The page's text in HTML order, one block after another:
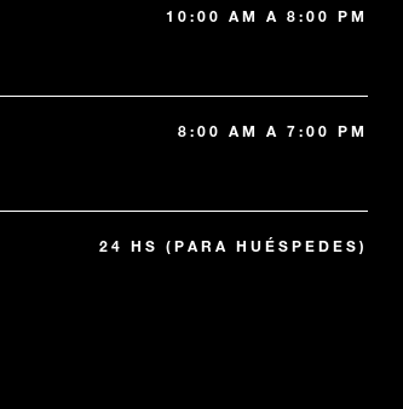
10:00 AM A 8:00 PM
8:00 AM A 7:00 PM
24 HS (PARA HUÉSPEDES)